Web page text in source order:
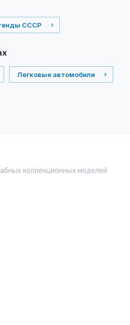
СССР
Легковые автомобили
коллекционных моделей